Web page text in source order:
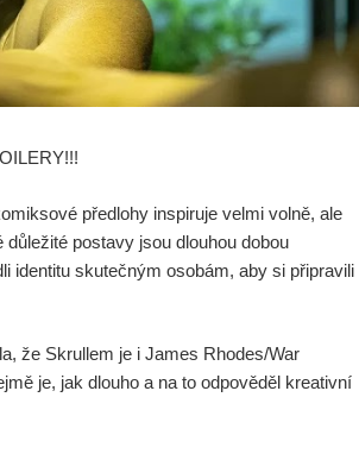
předlohy inspiruje velmi volně, ale
postavy jsou dlouhou dobou
identitu skutečným osobám, aby si připravili
že Skrullem je i James Rhodes/War
je, jak dlouho a na to odpověděl kreativní